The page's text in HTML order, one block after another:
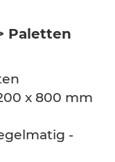
Paletten
x 800 mm
-